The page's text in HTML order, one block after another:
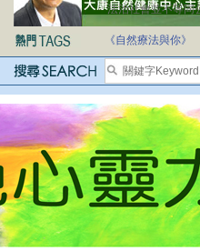
法治社會並不等同
自家教育合法化-
《自然療法與你》